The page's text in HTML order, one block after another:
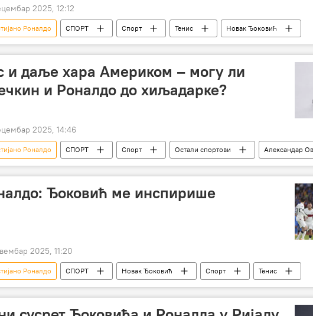
2025, 12:12
Роналдо СПОРТ Спорт Тенис Новак Ђоковић
и даље хара Америком – могу ли
и Роналдо до хиљадарке?
2025, 14:46
Роналдо СПОРТ Спорт Остали спортови
Александар
хокеј
Ђоковић ме инспирише
2025, 11:20
Роналдо СПОРТ Новак Ђоковић Спорт Тенис